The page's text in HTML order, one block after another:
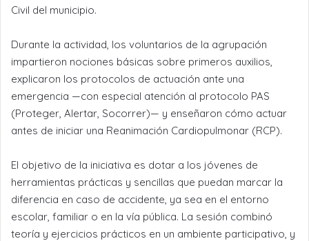
Civil del municipio.
Durante la actividad, los voluntarios de la agrupación
impartieron nociones básicas sobre primeros auxilios,
explicaron los protocolos de actuación ante una
emergencia —con especial atención al protocolo PAS
(Proteger, Alertar, Socorrer)— y enseñaron cómo actuar
antes de iniciar una Reanimación Cardiopulmonar (RCP).
El objetivo de la iniciativa es dotar a los jóvenes de
herramientas prácticas y sencillas que puedan marcar la
diferencia en caso de accidente, ya sea en el entorno
escolar, familiar o en la vía pública. La sesión combinó
teoría y ejercicios prácticos en un ambiente participativo, y